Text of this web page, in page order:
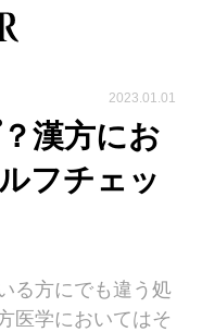
2023.01.01
漢方にお
フチェッ
る方にでも違う処
医学においてはそ